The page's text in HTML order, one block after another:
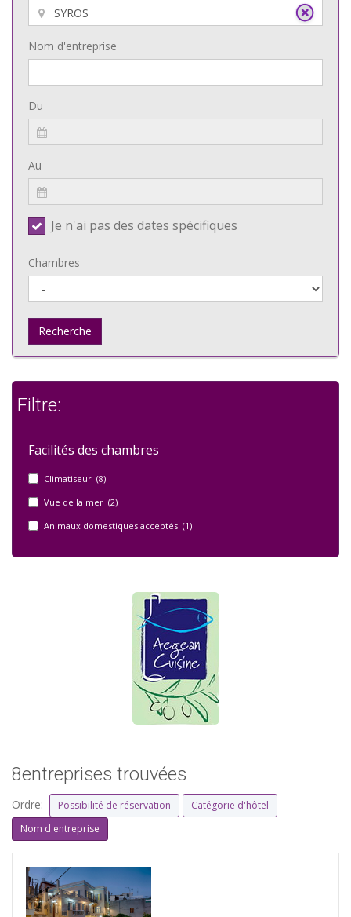
Nom d'entreprise
Du
Au
Je n'ai pas des dates spécifiques
Chambres
Recherche
Filtre:
Facilités des chambres
Climatiseur (8)
Vue de la mer (2)
Animaux domestiques acceptés (1)
8entreprises trouvées
Ordre: Possibilité de réservation
Catégorie d'hôtel
Nom d'entreprise